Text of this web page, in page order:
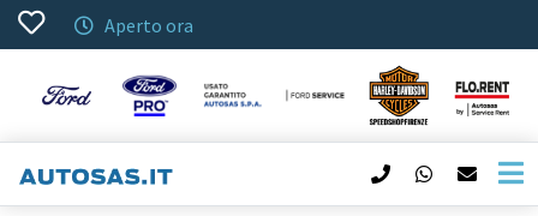
Aperto ora